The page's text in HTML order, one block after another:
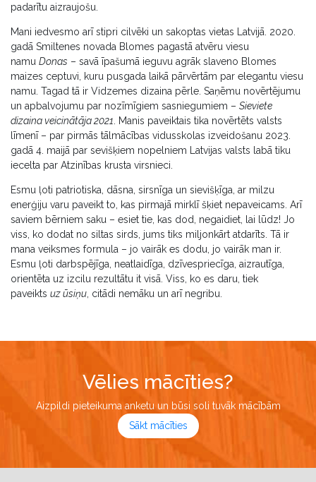
padarītu aizraujošu.
Mani iedvesmo arī stipri cilvēki un sakoptas vietas Latvijā. 2020.
gadā Smiltenes novada Blomes pagastā atvēru viesu
namu Donas – savā īpašumā ieguvu agrāk slaveno Blomes
maizes ceptuvi, kuru pusgada laikā pārvērtām par elegantu viesu
namu. Tagad tā ir Vidzemes dizaina pērle. Saņēmu novērtējumu
un apbalvojumu par nozīmīgiem sasniegumiem – Sieviete
dizaina veicinātāja 2021 . Manis paveiktais tika novērtēts valsts
līmenī – par pirmās tālmācības vidusskolas izveidošanu 2023.
gadā 4. maijā par sevišķiem nopelniem Latvijas valsts labā tiku
iecelta par Atzinības krusta virsnieci.
Esmu ļoti patriotiska, dāsna, sirsnīga un sievišķīga, ar milzu
enerģiju varu paveikt to, kas pirmajā mirklī šķiet nepaveicams. Arī
saviem bērniem saku – esiet tie, kas dod, negaidiet, lai lūdz! Jo
viss, ko dodat no siltas sirds, jums tiks miljonkārt atdarīts. Tā ir
mana veiksmes formula – jo vairāk es dodu, jo vairāk man ir.
Esmu ļoti darbspējīga, neatlaidīga, dzīvespriecīga, aizrautīga,
orientēta uz izcilu rezultātu it visā. Viss, ko es daru, tiek
paveikts uz ūsiņu , citādi nemāku un arī negribu.
Vēlies mācīties?
Aizpildi pieteikuma anketu un būsi soli tuvāk mācībām
Sākt mācīties